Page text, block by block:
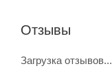
Отзывы
Загрузка отзывов...